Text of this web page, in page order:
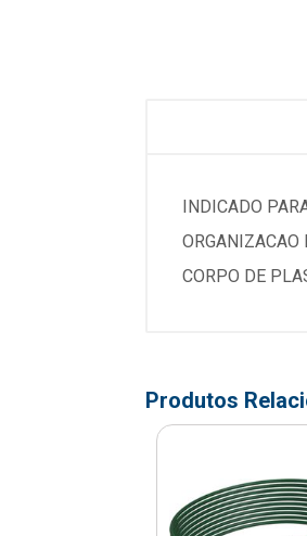
INDICADO
ORGANIZACAO
CORPO DE
Produtos